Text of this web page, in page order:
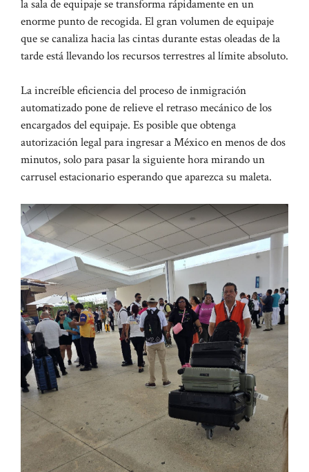
la sala de equipaje se transforma rápidamente en un
enorme punto de recogida. El gran volumen de equipaje
que se canaliza hacia las cintas durante estas oleadas de la
tarde está llevando los recursos terrestres al límite absoluto.
La increíble eficiencia del proceso de inmigración
automatizado pone de relieve el retraso mecánico de los
encargados del equipaje. Es posible que obtenga
autorización legal para ingresar a México en menos de dos
minutos, solo para pasar la siguiente hora mirando un
carrusel estacionario esperando que aparezca su maleta.